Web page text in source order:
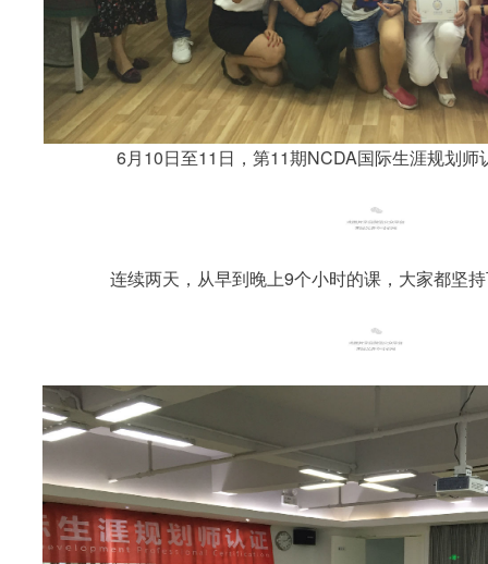
6月10日至11日，第11期NCDA国际生涯规划师
连续两天，从早到晚上9个小时的课，大家都坚